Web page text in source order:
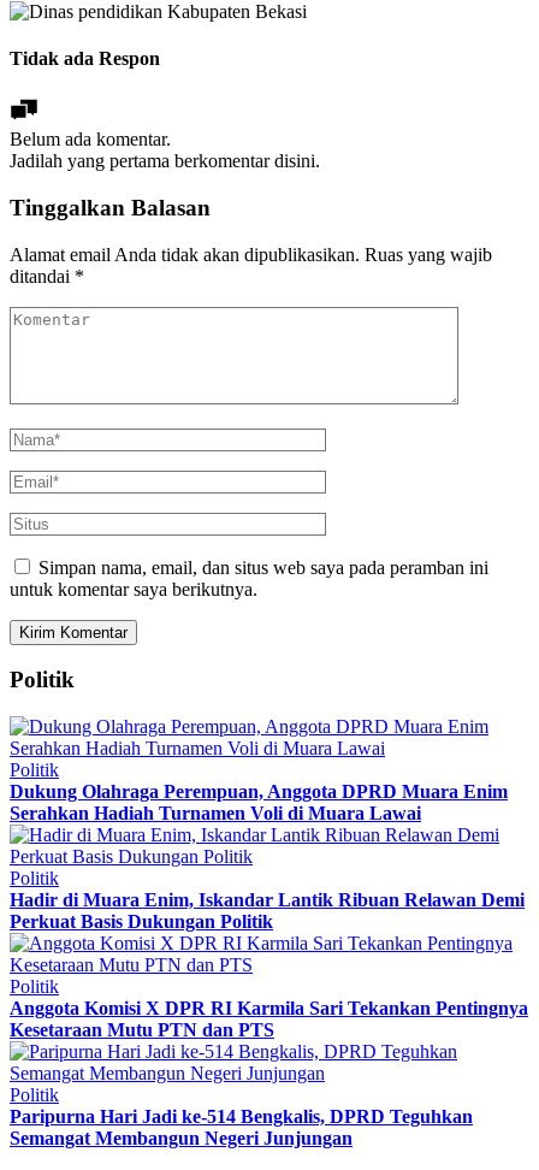
Tidak ada Respon
Belum ada komentar.
Jadilah yang pertama berkomentar disini.
Tinggalkan Balasan
Alamat email Anda tidak akan dipublikasikan. Ruas yang wajib
ditandai *
Simpan nama, email, dan situs web saya pada peramban ini
untuk komentar saya berikutnya.
Politik
Politik
Dukung Olahraga Perempuan, Anggota DPRD Muara Enim
Serahkan Hadiah Turnamen Voli di Muara Lawai
Politik
Hadir di Muara Enim, Iskandar Lantik Ribuan Relawan Demi
Perkuat Basis Dukungan Politik
Politik
Anggota Komisi X DPR RI Karmila Sari Tekankan Pentingnya
Kesetaraan Mutu PTN dan PTS
Politik
Paripurna Hari Jadi ke-514 Bengkalis, DPRD Teguhkan
Semangat Membangun Negeri Junjungan